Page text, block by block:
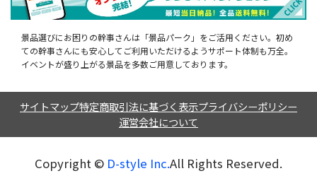
景品選びにお困りの幹事さんは「景品パーク」をご活用ください。初め
ての幹事さんにも安心してご利用いただけるようサポート体制も万全。
イベントが盛り上がる景品を多数ご用意しております。
サイトマップ特定商取引法に基づく表示プライバシーポリシー
運営会社について
Copyright ©︎ D-style Inc.All Rights Reserved.